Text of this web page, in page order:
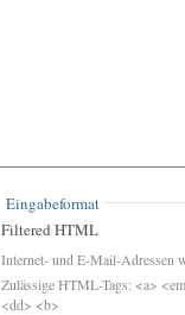
Eingabeformat
Filtered HTML
Internet- und E-Mail-Adressen
Zulässige HTML-Tags: <a>
<dd> <b>